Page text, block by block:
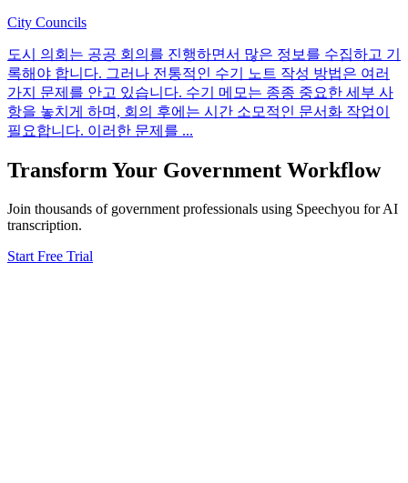
City Councils
도시 의회는 공공 회의를 진행하면서 많은 정보를 수집하고 기
록해야 합니다. 그러나 전통적인 수기 노트 작성 방법은 여러
가지 문제를 안고 있습니다. 수기 메모는 종종 중요한 세부 사
항을 놓치게 하며, 회의 후에는 시간 소모적인 문서화 작업이
필요합니다. 이러한 문제를 ...
Transform Your Government Workflow
Join thousands of government professionals using Speechyou for AI
transcription.
Start Free Trial